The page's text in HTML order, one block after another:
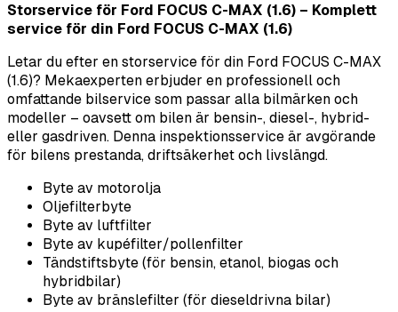
Storservice för Ford FOCUS C-MAX (1.6) – Komplett
service för din Ford FOCUS C-MAX (1.6)
Letar du efter en storservice för din Ford FOCUS C-MAX
(1.6)? Mekaexperten erbjuder en professionell och
omfattande bilservice som passar alla bilmärken och
modeller – oavsett om bilen är bensin-, diesel-, hybrid-
eller gasdriven. Denna inspektionsservice är avgörande
för bilens prestanda, driftsäkerhet och livslängd.
Byte av motorolja
Oljefilterbyte
Byte av luftfilter
Byte av kupéfilter/pollenfilter
Tändstiftsbyte (för bensin, etanol, biogas och
hybridbilar)
Byte av bränslefilter (för dieseldrivna bilar)